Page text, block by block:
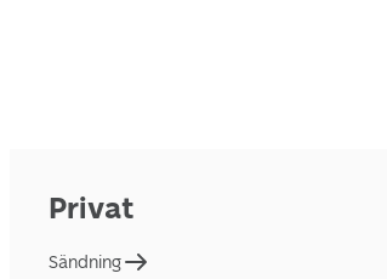
Privat
Sändning